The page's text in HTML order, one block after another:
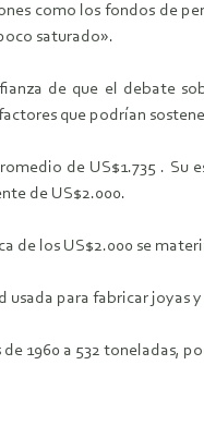
como los fondos de
saturado».
de que el debate
que podrían
de US$1.735 .
de US$2.000.
de los US$2.000 se
usada para fabricar
1960 a 532 toneladas,